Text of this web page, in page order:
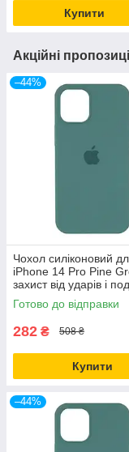
Купити
Акційні
–44%
Чохол силіконовий
iPhone 14 Pro Pine
захист від ударів і
повнорозмірний
Готово до відправки
282 ₴ 508 ₴
Купити
–44%